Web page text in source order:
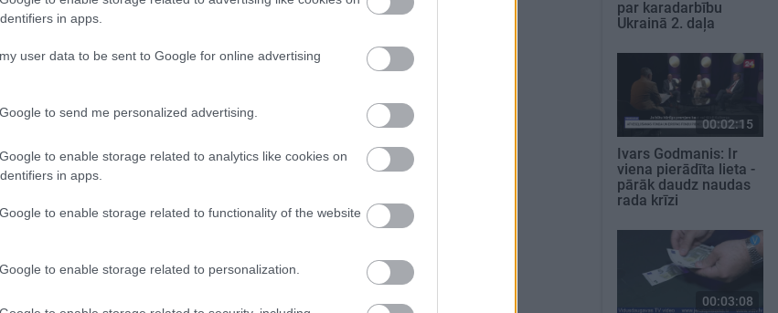
in apps.
user data to be sent to Google for online advertising
to send me personalized advertising.
to enable storage related to analytics like cookies on
in apps.
to enable storage related to functionality of the website
to enable storage related to personalization.
par karadarbību
Ukrainā 2. daļa
00:02:15
Ivars Godmanis: Ir
viena pierādīta lieta -
pārāk daudz naudas
rada krīzi
00:03:08